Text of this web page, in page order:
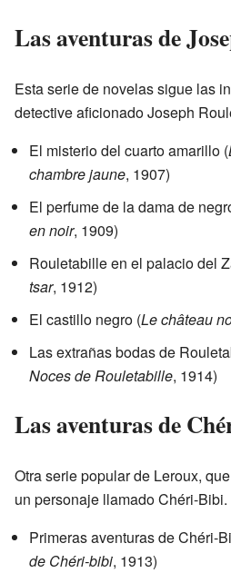
Las aventuras de
Esta serie de novelas sigue las
detective aficionado Joseph
El misterio del cuarto amarillo (
chambre jaune, 1907)
El perfume de la dama de
en noir, 1909)
Rouletabille en el palacio del
tsar, 1912)
El castillo negro (Le château
Las extrañas bodas de
Noces de Rouletabille, 1914)
Las aventuras de
Otra serie popular de Leroux,
un personaje llamado Chéri-Bibi.
Primeras aventuras de Chéri-
de Chéri-bibi, 1913)